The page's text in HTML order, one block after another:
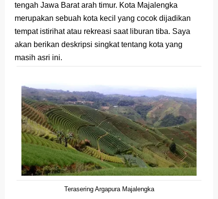
3 Jurus Sakti Menaklukkan Soal TKA Geografi [Wajib Baca]
Menjadi Pengajar Jaman Sekarang Makin Berat
Saturday, 8 August
tengah Jawa Barat arah timur. Kota Majalengka
merupakan sebuah kota kecil yang cocok dijadikan
tempat istirihat atau rekreasi saat liburan tiba. Saya
akan berikan deskripsi singkat tentang kota yang
masih asri ini.
Terasering Argapura Majalengka